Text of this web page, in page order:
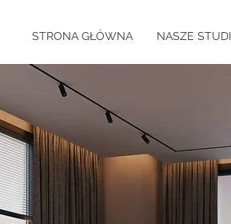
STRONA GŁÓWNA NASZE